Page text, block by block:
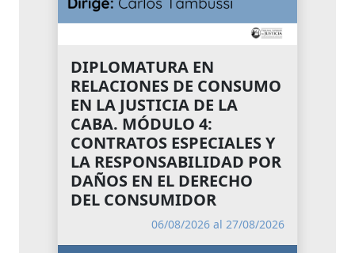
DIPLOMATURA EN
RELACIONES DE CONSUMO
EN LA JUSTICIA DE LA
CABA. MÓDULO 4:
CONTRATOS ESPECIALES Y
LA RESPONSABILIDAD POR
DAÑOS EN EL DERECHO
DEL CONSUMIDOR
06/08/2026 al 27/08/2026